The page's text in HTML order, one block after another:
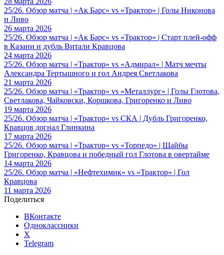
25/26. Обзор матча | «Ак Барс» vs «Трактор» | Голы Никонова
и Ливо
26 марта 2026
25/26. Обзор матча | «Ак Барс» vs «Трактор» | Старт плей-офф
в Казани и дубль Витали Кравцова
24 марта 2026
25/26. Обзор матча | «Трактор» vs «Адмирал» | Матч мечты
Александра Тертышного и гол Андрея Светлакова
21 марта 2026
25/26. Обзор матча | «Трактор» vs «Металлург» | Голы Глотова,
Светлакова, Чайковски, Коршкова, Григоренко и Ливо
19 марта 2026
25/26. Обзор матча | «Трактор» vs СКА | Дубль Григоренко,
Кравцов догнал Глинкина
17 марта 2026
25/26. Обзор матча | «Трактор» vs «Торпедо» | Шайбы
Григоренко, Кравцова и победный гол Глотова в овертайме
14 марта 2026
25/26. Обзор матча | «Нефтехимик» vs «Трактор» | Гол
Кравцова
11 марта 2026
Поделиться
ВКонтакте
Одноклассники
X
Telegram